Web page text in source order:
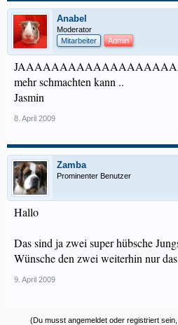
Anabel
Moderator
Mitarbeiter
Admin
mehr schmachten kann ..
Jasmin
8. April 2009
Zamba
Prominenter Benutzer
Hallo
Das sind ja zwei super hübsche
Wünsche den zwei weiterhin nur
9. April 2009
(Du musst angemeldet oder registriert